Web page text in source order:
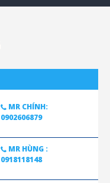
MR CHÍNH:
0902606879
MR HÙNG :
0918118148